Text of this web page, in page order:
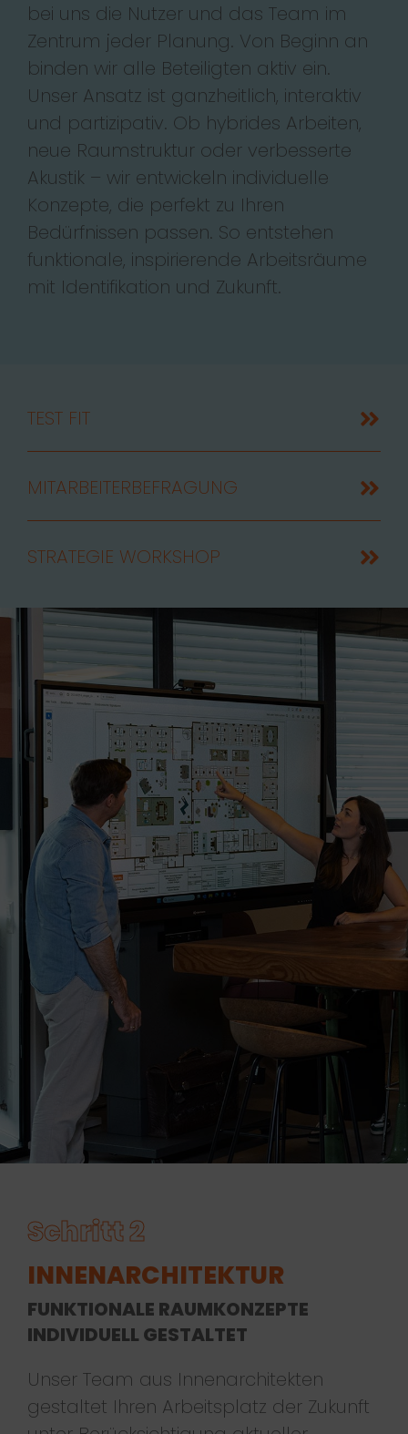
bei uns die Nutzer und das Team im
Zentrum jeder Planung. Von Beginn an
binden wir alle Beteiligten aktiv ein.
Unser Ansatz ist ganzheitlich, interaktiv
und partizipativ. Ob hybrides Arbeiten,
neue Raumstruktur oder verbesserte
Akustik – wir entwickeln individuelle
Konzepte, die perfekt zu Ihren
Bedürfnissen passen. So entstehen
funktionale, inspirierende Arbeitsräume
mit Identifikation und Zukunft.
TEST FIT
MITARBEITERBEFRAGUNG
STRATEGIE WORKSHOP
Schritt 2
FUNKTIONALE RAUMKONZEPTE
INDIVIDUELL GESTALTET
Unser Team aus Innenarchitekten
gestaltet Ihren Arbeitsplatz der Zukunft